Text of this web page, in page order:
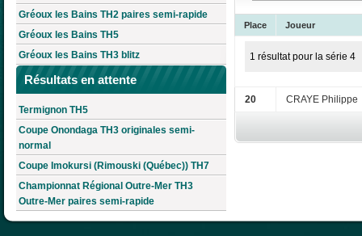
Gréoux les Bains TH2 paires semi-rapide
Gréoux les Bains TH5
Gréoux les Bains TH3 blitz
Résultats en attente
Termignon TH5
Coupe Onondaga TH3 originales semi-
normal
Coupe Imokursi (Rimouski (Québec)) TH7
Championnat Régional Outre-Mer TH3
Outre-Mer paires semi-rapide
Place Joueur
1 résultat pour la série 4
20 CRAYE Philippe